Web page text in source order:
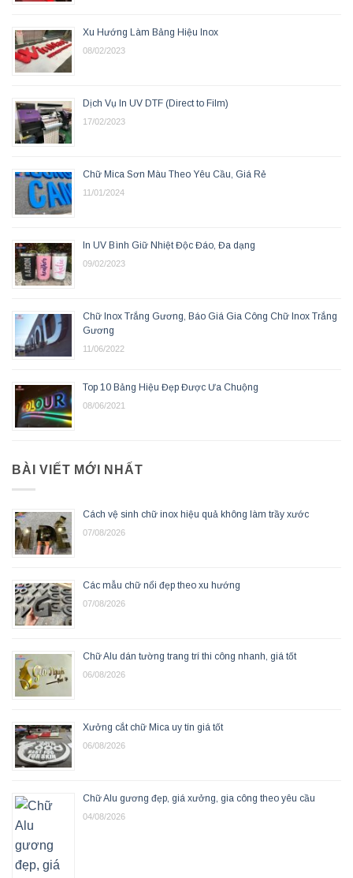
Xu Hướng Làm Bảng Hiệu Inox
08/02/2023
Dịch Vụ In UV DTF (Direct to Film)
17/02/2023
Chữ Mica Sơn Màu Theo Yêu Cầu, Giá Rẻ
11/01/2024
In UV Bình Giữ Nhiệt Độc Đáo, Đa dạng
09/02/2023
Chữ Inox Trắng Gương, Báo Giá Gia Công Chữ Inox Trắng
Gương
11/06/2022
Top 10 Bảng Hiệu Đẹp Được Ưa Chuộng
08/06/2021
BÀI VIẾT MỚI NHẤT
Cách vệ sinh chữ inox hiệu quả không làm trầy xước
07/08/2026
Các mẫu chữ nổi đẹp theo xu hướng
07/08/2026
Chữ Alu dán tường trang trí thi công nhanh, giá tốt
06/08/2026
Xưởng cắt chữ Mica uy tín giá tốt
06/08/2026
Chữ Alu gương đẹp, giá xưởng, gia công theo yêu cầu
04/08/2026